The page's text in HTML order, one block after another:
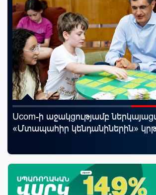
Ucom-ի աջակցությամբ
«Մտապահիր կենդանիներին»